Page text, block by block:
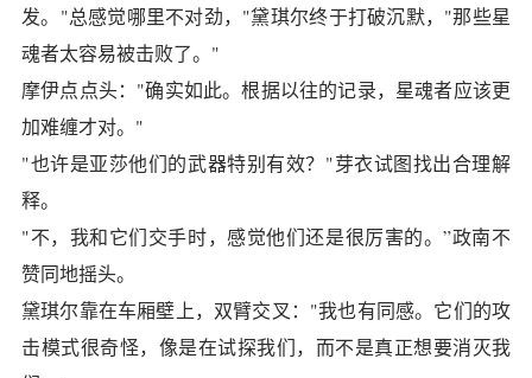
发。"总感觉哪里不对劲，"黛琪尔终于打破沉默，"那些星
魂者太容易被击败了。"
摩伊点点头："确实如此。根据以往的记录，星魂者应该更
加难缠才对。"
"也许是亚莎他们的武器特别有效？"芽衣试图找出合理解
释。
"不，我和它们交手时，感觉他们还是很厉害的。”政南不
赞同地摇头。
黛琪尔靠在车厢壁上，双臂交叉："我也有同感。它们的攻
击模式很奇怪，像是在试探我们，而不是真正想要消灭我